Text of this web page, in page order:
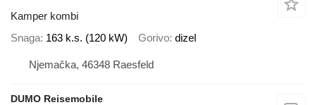
Kamper kombi
Snaga 163 k.s. (120 kW) Gorivo dizel
Njemačka, 46348 Raesfeld
DUMO Reisemobile